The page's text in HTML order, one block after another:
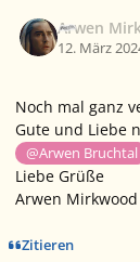
Arwen
12. März
Noch mal ganz
Gute und Liebe
@Arwen Bruchtal
Liebe Grüße
Arwen Mirkwood
Zitieren